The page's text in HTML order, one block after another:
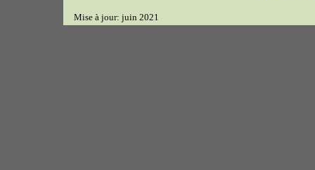
Mise à jour: juin 2021